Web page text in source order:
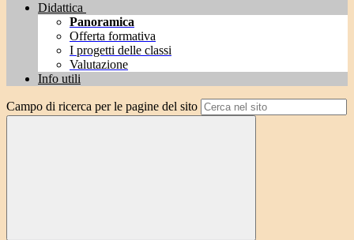
Didattica
Panoramica
Offerta formativa
I progetti delle classi
Valutazione
Info utili
Campo di ricerca per le pagine del sito